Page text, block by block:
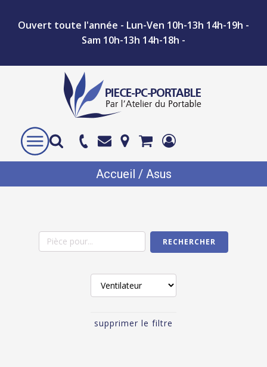
Ouvert toute l'année - Lun-Ven 10h-13h 14h-19h -
Sam 10h-13h 14h-18h -
Accueil / Asus
supprimer le filtre
RECHERCHER